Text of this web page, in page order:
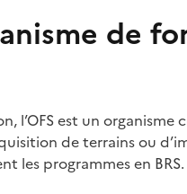
de
est un organisme
de terrains ou
les programmes en BRS.